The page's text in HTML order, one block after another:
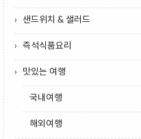
샌드위치 & 샐러드
즉석식품요리
맛있는 여행
국내여행
해외여행